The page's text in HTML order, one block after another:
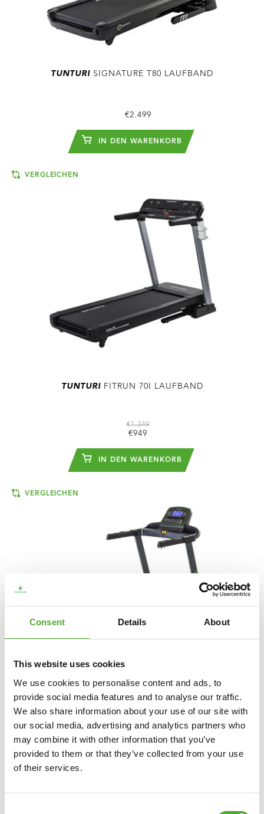
Consent Details About
This website uses cookies
We use cookies to personalise content and ads, to
provide social media features and to analyse our traffic.
We also share information about your use of our site with
our social media, advertising and analytics partners who
may combine it with other information that you’ve
provided to them or that they’ve collected from your use
of their services.
TUNTURI SIGNATURE T80 LAUFBAND
€2.499
IN DEN WARENKORB
VERGLEICHEN
TUNTURIFITRUN 70I LAUFBAND
€1.349
€949
IN DEN WARENKORB
VERGLEICHEN
CARDIO FIT T35 LAUFBAND
€609
€449